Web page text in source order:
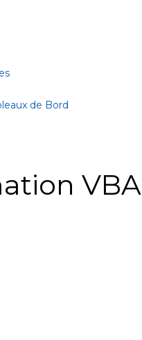
de Bord
VBA